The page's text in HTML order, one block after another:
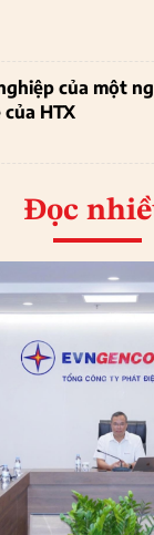
của một
HTX
Đọc